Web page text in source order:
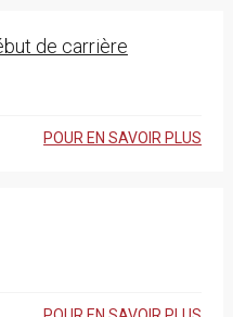
de carrière
POUR EN SAVOIR PLUS